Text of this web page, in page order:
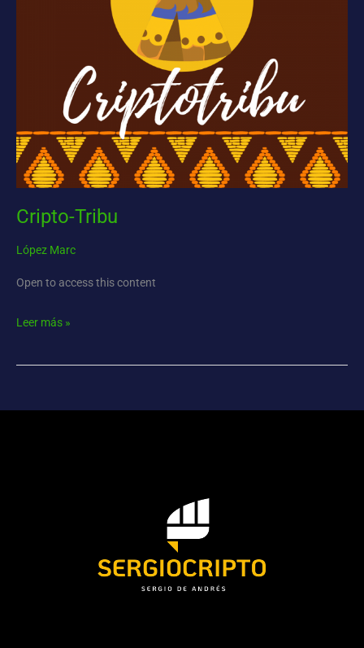
Cripto-Tribu
López Marc
Open to access this content
Leer más »